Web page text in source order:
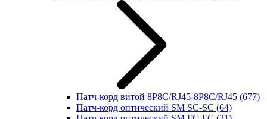
Патч-корд витой 8P8C/RJ45-8P8C/RJ45 (677)
Патч-корд оптический SM SC-SC (64)